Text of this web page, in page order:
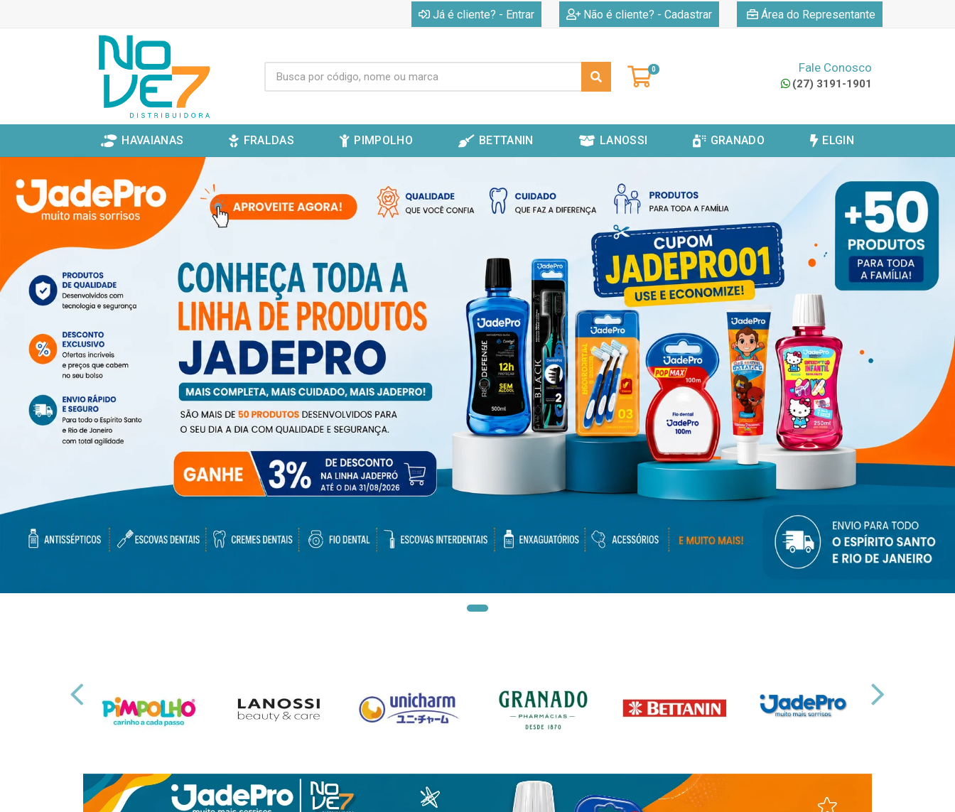
Já é cliente? - Entrar Não é cliente? - Cadastrar Área do Representante
0 Fale Conosco
(27) 3191-1901
HAVAIANAS FRALDAS PIMPOLHO BETTANIN LANOSSI GRANADO ELGIN